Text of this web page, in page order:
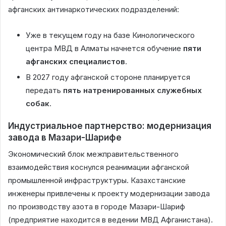
афганских антинаркотических подразделений:
Уже в текущем году на базе Кинологического
центра МВД в Алматы начнется обучение пяти
афганских специалистов.
В 2027 году афганской стороне планируется
передать пять натренированных служебных
собак.
Индустриальное партнерство: модернизация
завода в Мазари-Шарифе
Экономический блок межправительственного
взаимодействия коснулся реанимации афганской
промышленной инфраструктуры. Казахстанские
инженеры привлечены к проекту модернизации завода
по производству азота в городе Мазари-Шариф
(предприятие находится в ведении МВД Афганистана).